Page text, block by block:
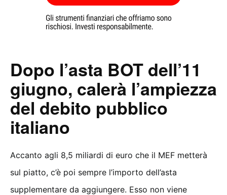
Dopo l’asta BOT dell’11
giugno, calerà l’ampiezza
del debito pubblico
italiano
Accanto agli 8,5 miliardi di euro che il MEF metterà
sul piatto, c’è poi sempre l’importo dell’asta
supplementare da aggiungere. Esso non viene